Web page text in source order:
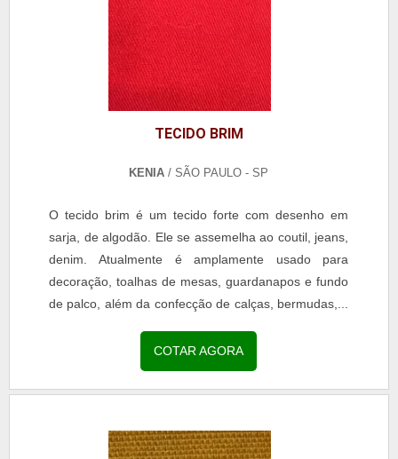
TECIDO BRIM
KENIA/ SÃO PAULO - SP
O tecido brim é um tecido forte com desenho em
sarja, de algodão. Ele se assemelha ao coutil, jeans,
denim. Atualmente é amplamente usado para
decoração, toalhas de mesas, guardanapos e fundo
de palco, além da confecção de calças, bermudas,...
COTAR AGORA